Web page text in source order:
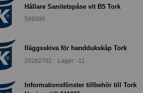
Hållare Sanitetspåse vit B5 Tork
566000
Iläggsskiva för handdukskåp Tork
20282702 Lager: -11
Informationsfönster tillbehör till Tork